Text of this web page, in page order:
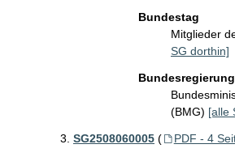
Bundestag
Mitglieder
SG dorthin]
Bundesregierung
(BMG) [alle
SG2508060005 ( PDF - 4